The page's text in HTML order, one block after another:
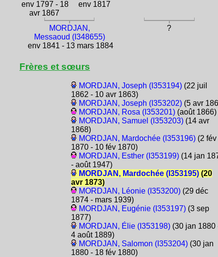
env 1797 - 18
avr 1867
env 1817
MORDJAN,
Messaoud (I348655)
env 1841 - 13 mars 1884
?
Frères et sœurs
MORDJAN, Joseph (I353194)(22 juil
1862 - 10 avr 1863)
MORDJAN, Joseph (I353202)(5 avr
MORDJAN, Rosa (I353201)(août 1866)
MORDJAN, Samuel (I353203)(14 avr
1868)
MORDJAN, Mardochée (I353196)(2 fév
1870 - 10 fév 1870)
MORDJAN, Esther (I353199)(14 jan
- août 1947)
MORDJAN, Mardochée (I353195)(20
avr 1873)
MORDJAN, Léonie (I353200)(29 déc
1874 - mars 1939)
MORDJAN, Eugénie (I353197)(3 sep
1877)
MORDJAN, Élie (I353198)(30 jan 1880
4 août 1889)
MORDJAN, Salomon (I353204)(30 jan
1880 - 18 fév 1880)